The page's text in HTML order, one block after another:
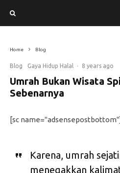
Home Blog
Blog Gaya Hidup Halal · 8 years ago
Umrah Bukan Wisata
Sebenarnya
[sc name="adsensepostbottom"]
Karena, umrah
menegakkan